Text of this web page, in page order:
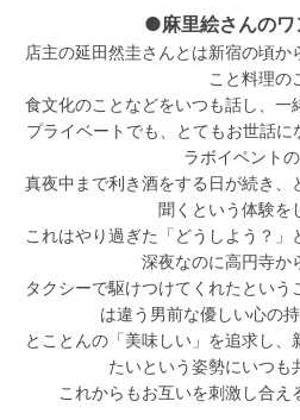
●麻里絵さんのワ
店主の延田然圭さんとは新宿の頃
こと料理の
食文化のことなどをいつも話し、一
プライベートでも、とてもお世話
ラボイベントの
真夜中まで利き酒をする日が続き、
聞くという体験を
これはやり過ぎた「どうしよう？」
深夜なのに高円寺か
タクシーで駆けつけてくれたという
は違う男前な優しい心の
とことんの「美味しい」を追求し
たいという姿勢にいつも
これからもお互いを刺激し合え